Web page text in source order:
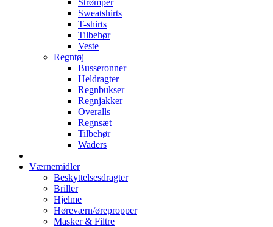
Strømper
Sweatshirts
T-shirts
Tilbehør
Veste
Regntøj
Busseronner
Heldragter
Regnbukser
Regnjakker
Overalls
Regnsæt
Tilbehør
Waders
Værnemidler
Beskyttelsesdragter
Briller
Hjelme
Høreværn/ørepropper
Masker & Filtre